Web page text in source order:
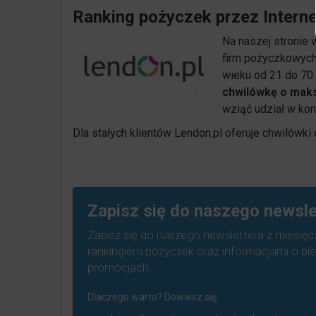
Ranking pożyczek przez
Na naszej stronie
firm
wieku od 21 do
chwilówkę o
wziąć udział w
Dla stałych klientów Lendon.pl oferuje
Zapisz się do naszego
Zapisz się do naszego newslettera z
rankingiem pożyczek oraz informacjami o
promocjach.
Dlaczego warto? Dowiesz się: